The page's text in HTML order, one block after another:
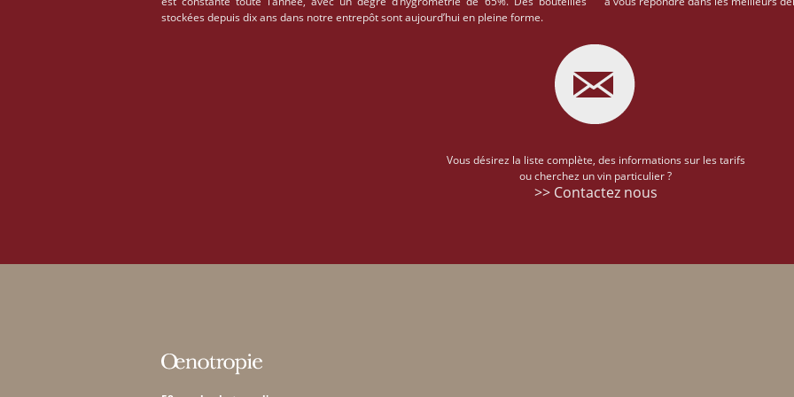
stockées depuis dix ans dans notre entrepôt sont aujourd’hui en pleine forme.
Vous désirez la liste complète, des informations sur les tarifs
ou cherchez un vin particulier ?
>> Contactez nous